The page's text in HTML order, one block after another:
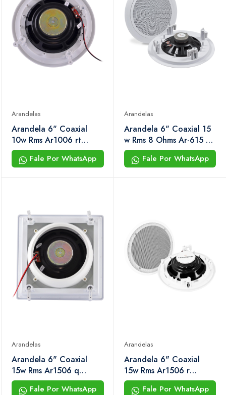
Arandelas
Arandela 6" Coaxial
10w Rms Ar1006 rt
Branca Hayonik
Fale Por WhatsApp
Arandelas
Arandela 6" Coaxial 15
w Rms 8 Ohms Ar-615 cx
Hayonik
Fale Por WhatsApp
Arandelas
Arandela 6" Coaxial
15w Rms Ar1506 q
Branca Hayonik
Fale Por WhatsApp
Arandelas
Arandela 6" Coaxial
15w Rms Ar1506 r
Branca Hayonik
Fale Por WhatsApp